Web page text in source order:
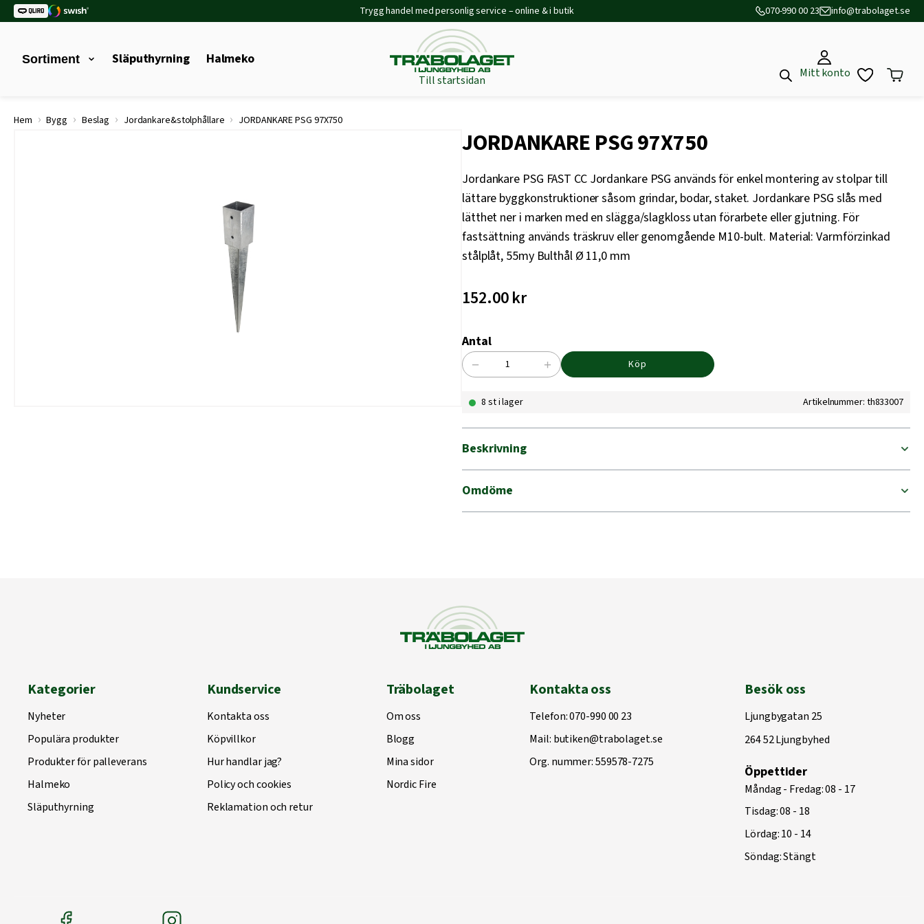
Trygg handel med personlig service – online & i butik 070-990 00 23 info@trabolaget.se
Sortiment Släputhyrning Halmeko
Till startsidan
Mitt konto
Hem › Bygg › Beslag › Jordankare&stolphållare › JORDANKARE PSG 97X750
JORDANKARE PSG 97X750
Jordankare PSG FAST CC Jordankare PSG används för enkel montering av stolpar till
lättare byggkonstruktioner såsom grindar, bodar, staket. Jordankare PSG slås med
lätthet ner i marken med en slägga/slagkloss utan förarbete eller gjutning. För
fastsättning används träskruv eller genomgående M10-bult. Material: Varmförzinkad
stålplåt, 55my Bulthål Ø 11,0 mm
152.00kr
Antal
JORDANKARE
97X750
− + Köp
8 st i lager Artikelnummer: th833007
Beskrivning
Omdöme
Kategorier
Nyheter
Populära produkter
Produkter för palleverans
Halmeko
Släputhyrning
Kundservice
Kontakta oss
Köpvillkor
Hur handlar jag?
Policy och cookies
Reklamation och retur
Träbolaget
Om oss
Blogg
Mina sidor
Nordic Fire
Kontakta oss
Telefon:070-990 00 23
Mail: butiken@trabolaget.se
Org. nummer: 559578-7275
Besök oss
Ljungbygatan 25
264 52 Ljungbyhed
Öppettider
Måndag - Fredag: 08 - 17
Tisdag: 08 - 18
Lördag: 10 - 14
Söndag: Stängt